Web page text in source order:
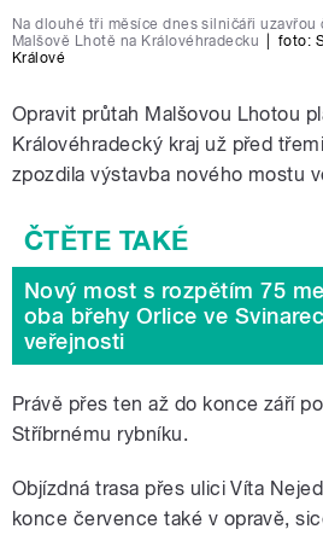
Na dlouhé tři měsíce dnes silničáři
Malšově Lhotě na Královéhradecku
foto:
Králové
Opravit průtah Malšovou Lhotou
Královéhradecký kraj už před
zpozdila výstavba nového mostu
Nový most s rozpětím 75
oba břehy Orlice ve
veřejnosti
Právě přes ten až do konce září
Stříbrnému rybníku.
Objízdná trasa přes ulici Víta
konce července také v opravě,